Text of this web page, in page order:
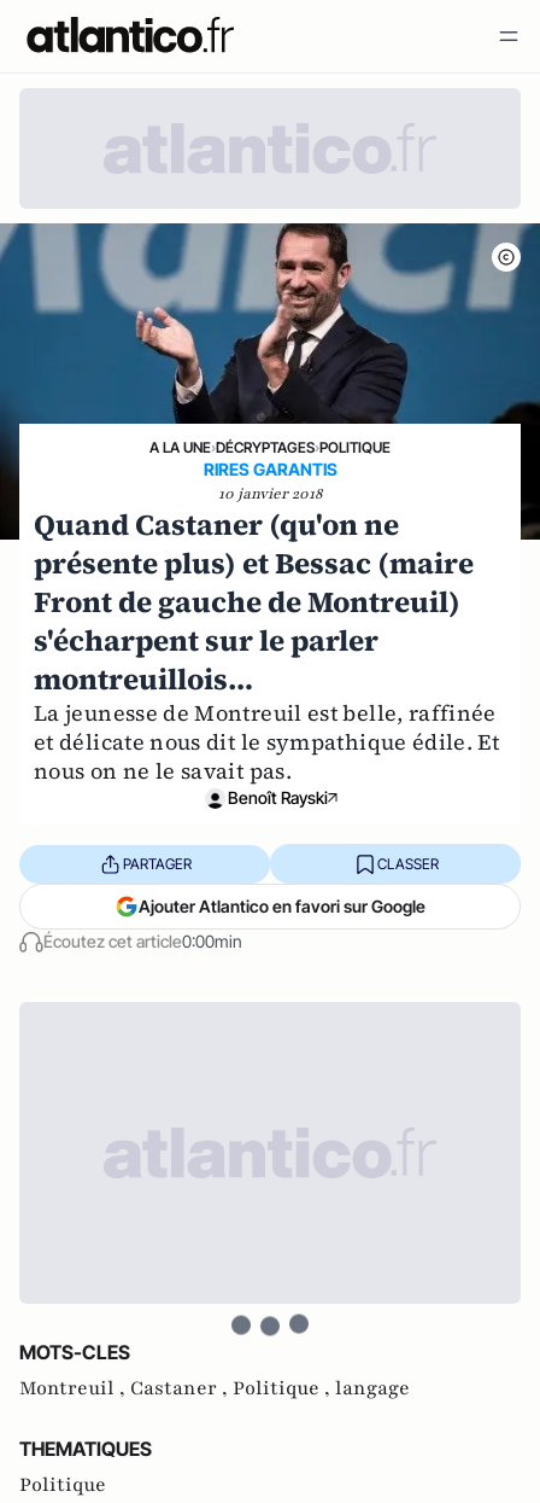
A LA UNE›DÉCRYPTAGES›POLITIQUE
RIRES GARANTIS
10 janvier 2018
Quand Castaner (qu'on ne
présente plus) et Bessac (maire
Front de gauche de Montreuil)
s'écharpent sur le parler
montreuillois…
La jeunesse de Montreuil est belle, raffinée
et délicate nous dit le sympathique édile. Et
nous on ne le savait pas.
Benoît Rayski
Écoutez cet article0:00min
PARTAGER CLASSER
Ajouter Atlantico en favori sur Google
MOTS-CLES
Montreuil , Castaner , Politique , langage
THEMATIQUES
Politique